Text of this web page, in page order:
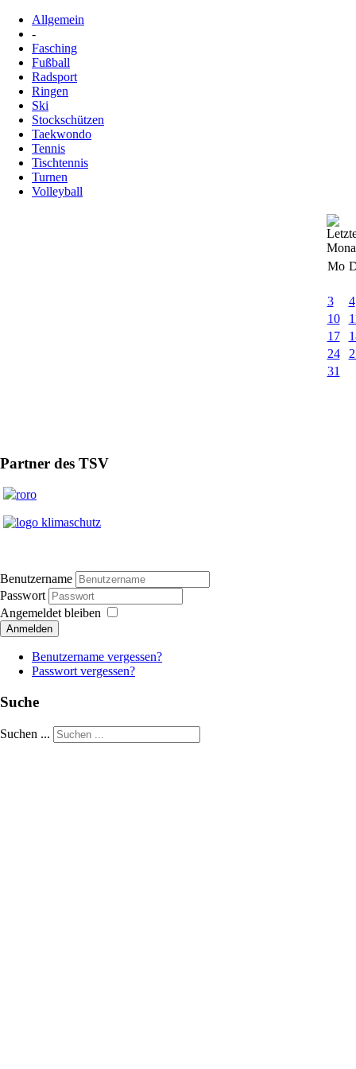
Allgemein
-
Fasching
Fußball
Radsport
Ringen
Ski
Stockschützen
Taekwondo
Tennis
Tischtennis
Turnen
Volleyball
Mo
3
4
10
17
24
31
Partner des TSV
Benutzername
Passwort
Angemeldet bleiben
Anmelden
Benutzername vergessen?
Passwort vergessen?
Suche
Suchen ...